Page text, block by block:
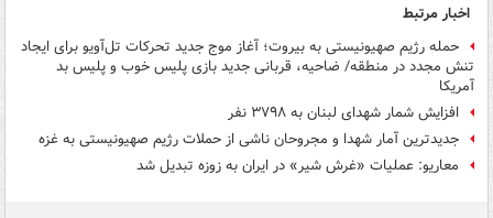
اخبار مرتبط
حمله رژیم صهیونیستی به بیروت؛ آغاز موج جدید تحرکات تل‌آویو برای ایجاد
تنش مجدد در منطقه/ ضاحیه، قربانی جدید بازی پلیس خوب و پلیس بد
آمریکا
افزایش شمار شهدای لبنان به ۳۷۹۸ نفر
جدیدترین آمار شهدا و مجروحان ناشی از حملات رژیم صهیونیستی به غزه
معاریو: عملیات «غرش شیر» در ایران به زوزه تبدیل شد